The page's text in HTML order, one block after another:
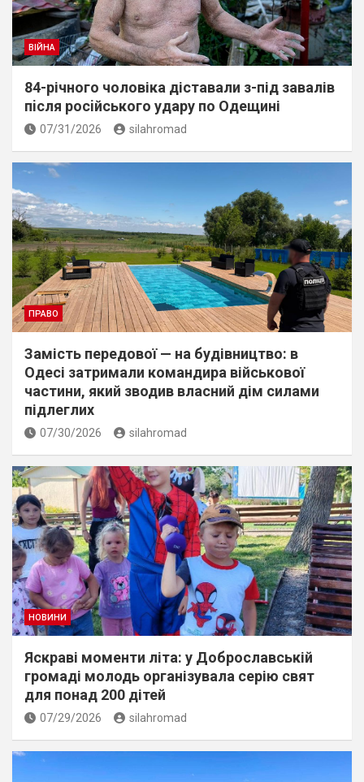
ВІЙНА
84-річного чоловіка діставали з-під завалів
пiсля росiйського удару по Одещині
07/31/2026 silahromad
ПРАВО
Замість передової — на будівництво: в
Одесі затримали командира військової
частини, який зводив власний дім силами
підлеглих
07/30/2026 silahromad
НОВИНИ
Яскраві моменти літа: у Доброславській
громаді молодь організувала серію свят
для понад 200 дітей
07/29/2026 silahromad